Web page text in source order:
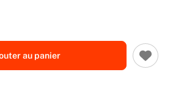
au panier